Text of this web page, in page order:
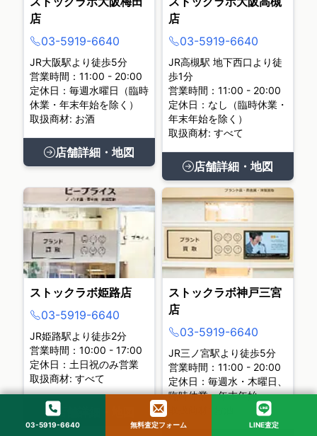
店
03-5919-6640
JR大阪駅より徒歩5分
営業時間：11:00 - 20:00
定休日：毎週水曜日（臨時
休業・年末年始を除く）
取扱商材: お酒
店舗詳細・地図
店
03-5919-6640
JR高槻駅 地下西口より徒
歩1分
営業時間：11:00 - 20:00
定休日：なし（臨時休業・
年末年始を除く）
取扱商材: すべて
店舗詳細・地図
ストックラボ姫路店
03-5919-6640
JR姫路駅より徒歩2分
営業時間：10:00 - 17:00
定休日：土日祝のみ営業
取扱商材: すべて
店舗詳細・地図
ストックラボ神戸三宮
店
03-5919-6640
JR三ノ宮駅より徒歩5分
営業時間：11:00 - 20:00
定休日：毎週水・木曜日、
臨時休業・年末年始
03-5919-6640 無料査定フォーム LINE査定